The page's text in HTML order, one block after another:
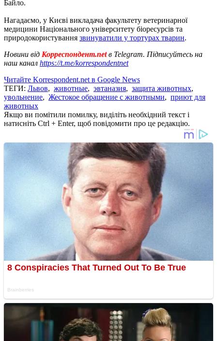
Байло.
Нагадаємо, у Києві викладача факультету ветеринарної
медицини Національного університету біоресурсів та
природокористування звинуватили у тортурах тварин.
Новини від Корреспондент.netв Telegram. Підписуйтесь на
наш канал https://t.me/korrespondentnet
Читайте Korrespondent.net в Google News
ТЕГИ: Львов, животные, эвтаназия, защита животных,
увольнение, Жестокое обращение с животными, приют для
животных
Якщо ви помітили помилку, виділіть необхідний текст і
натисніть Ctrl + Enter, щоб повідомити про це редакцію.